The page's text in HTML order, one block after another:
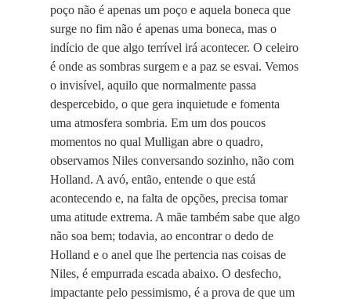
poço não é apenas um poço e aquela boneca que
surge no fim não é apenas uma boneca, mas o
indício de que algo terrível irá acontecer. O celeiro
é onde as sombras surgem e a paz se esvai. Vemos
o invisível, aquilo que normalmente passa
despercebido, o que gera inquietude e fomenta
uma atmosfera sombria. Em um dos poucos
momentos no qual Mulligan abre o quadro,
observamos Niles conversando sozinho, não com
Holland. A avó, então, entende o que está
acontecendo e, na falta de opções, precisa tomar
uma atitude extrema. A mãe também sabe que algo
não soa bem; todavia, ao encontrar o dedo de
Holland e o anel que lhe pertencia nas coisas de
Niles, é empurrada escada abaixo. O desfecho,
impactante pelo pessimismo, é a prova de que um